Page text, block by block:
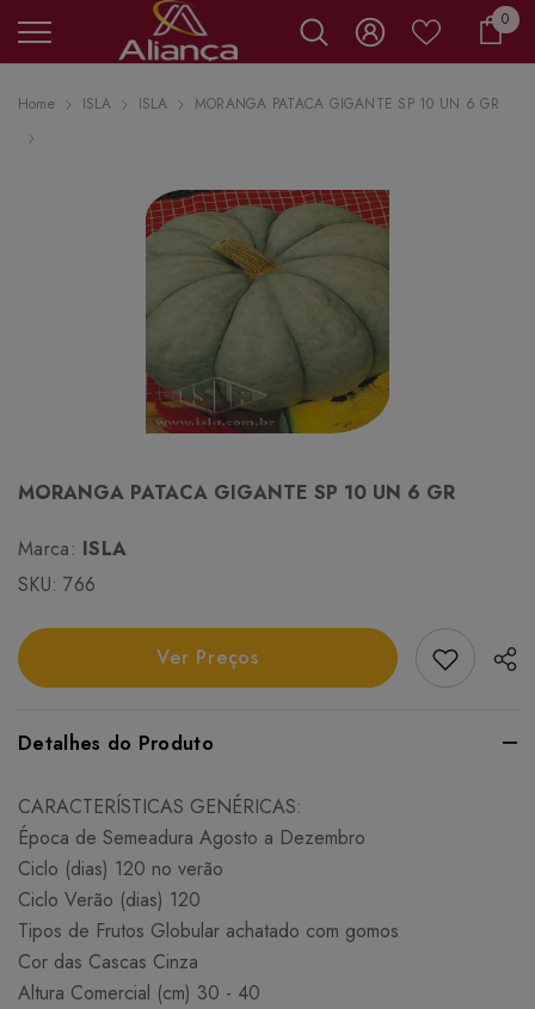
00
Home ISLA ISLA MORANGA PATACA GIGANTE SP 10 UN 6 GR
MORANGA PATACA GIGANTE SP 10 UN 6 GR
Marca: ISLA
SKU: 766
Ver Preços Add
Detalhes do Produto
CARACTERÍSTICAS GENÉRICAS:
Época de Semeadura Agosto a Dezembro
Ciclo (dias) 120 no verão
Ciclo Verão (dias) 120
Tipos de Frutos Globular achatado com gomos
Cor das Cascas Cinza
Altura Comercial (cm) 30 - 40